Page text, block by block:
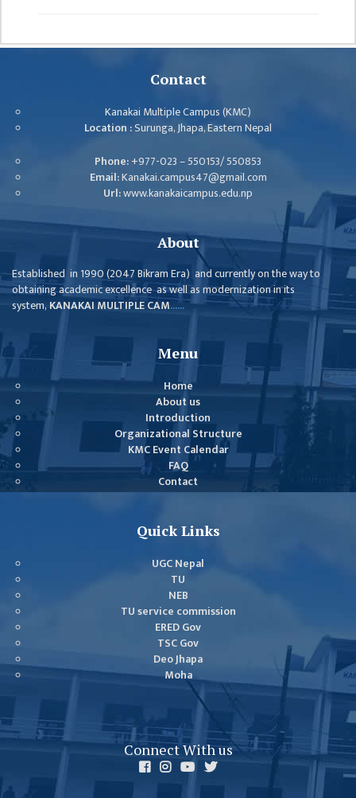
FORMS
QUESTIONNAIRE
SCHOLARSHIP
GUIDELINES
DETAILS
REPORTS
ENROLLMENT
ANALYSES
GRADUATED
STUDENT
ENROLLMENT
BUDGETS
EMIS 2082-83
EVENT
KMC
EVENT
CALENDAR
KMC
ACADEMIC
CAREERS
COUNSELING
INTERNSHIP
Contact
Kanakai Multiple Campus (KMC)
Location :Surunga, Jhapa, Eastern Nepal
Phone:+977-023 – 550153/ 550853
Email:Kanakai.campus47@gmail.com
Url:www.kanakaicampus.edu.np
About
Established in 1990 (2047 Bikram Era) and currently on the way to
obtaining academic excellence as well as modernization in its
system, KANAKAI MULTIPLE CAM......
Menu
Home
About us
Introduction
Organizational Structure
KMC Event Calendar
FAQ
Contact
Quick Links
UGC Nepal
TU
NEB
TU service commission
ERED Gov
TSC Gov
Deo Jhapa
Moha
Connect With us